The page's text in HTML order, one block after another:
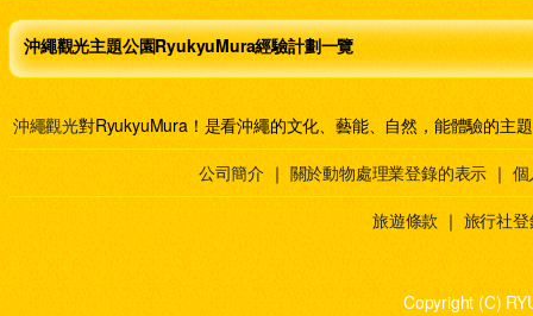
沖繩觀光主題公園RyukyuMura經驗計劃一覽
沖繩觀光對RyukyuMura！是看沖繩的文化、藝能、自然，能體驗的主
公司簡介 ｜ 關於動物處理業登錄的表示 ｜
旅遊條款 ｜ 旅行社
Copyright (C)